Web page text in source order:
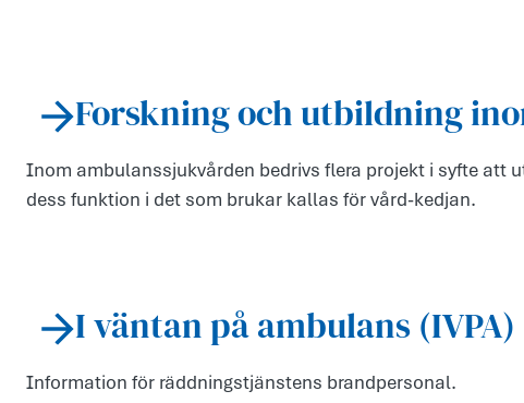
Forskning och utbildning
Inom ambulanssjukvården bedrivs flera projekt i syfte att
dess funktion i det som brukar kallas för vård-kedjan.
I väntan på ambulans (IVPA)
Information för räddningstjänstens brandpersonal.